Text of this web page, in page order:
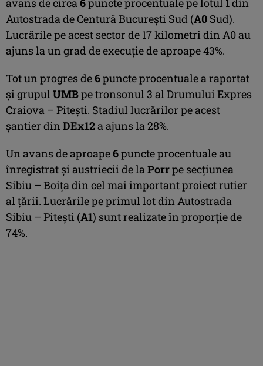
Autostrada de Centură București Sud (A0 Sud).
Lucrările pe acest sector de 17 kilometri din A0 au
ajuns la un grad de execuție de aproape 43%.
Tot un progres de6puncte procentuale a raportat
și grupul UMBpe tronsonul 3 al Drumului Expres
Craiova – Pitești. Stadiul lucrărilor pe acest
șantier din DEx12a ajuns la 28%.
Un avans de aproape6puncte procentuale au
înregistrat și austriecii de la Porrpe secțiunea
Sibiu – Boița din cel mai important proiect rutier
al țării. Lucrările pe primul lot din Autostrada
Sibiu – Pitești (A1) sunt realizate în proporție de
74%.